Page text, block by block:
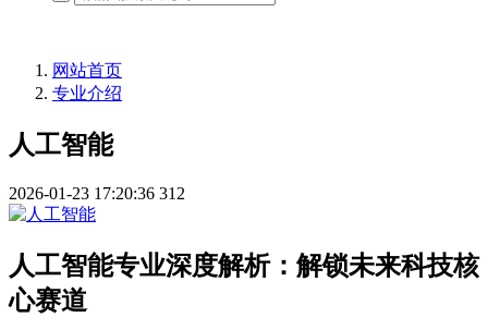
网站首页
专业介绍
人工智能
2026-01-23 17:20:36 312
人工智能专业深度解析：解锁未来科技核
心赛道